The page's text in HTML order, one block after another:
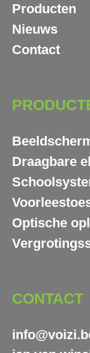
Producten
Nieuws
Contact
Draagbare
Optische
CONTACT